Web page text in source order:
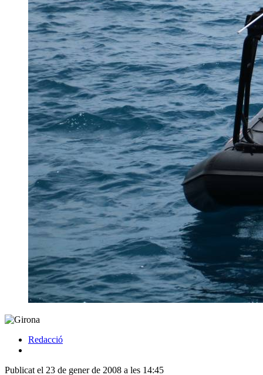
Redacció
Publicat el 23 de gener de 2008 a les 14:45